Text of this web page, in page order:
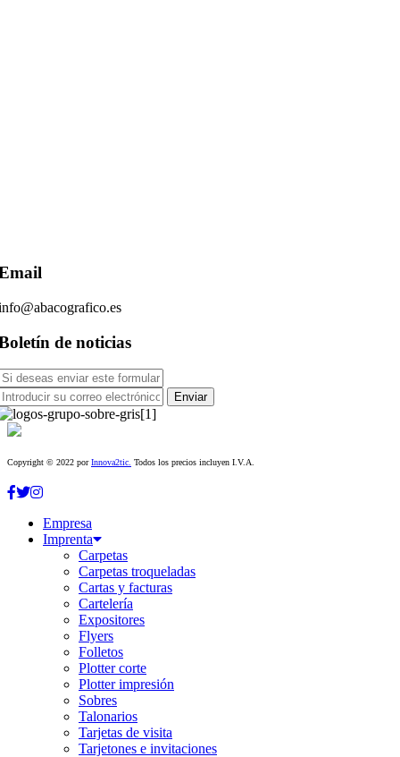
de noticias
Copyright © 2022 porInnova2tic. Todos los precios incluyen I.V.A.
Empresa
Imprenta
Carpetas
Carpetas troqueladas
Cartas y facturas
Cartelería
Expositores
Flyers
Folletos
Plotter corte
Plotter impresión
Sobres
Talonarios
Tarjetas de visita
Tarjetones e invitaciones